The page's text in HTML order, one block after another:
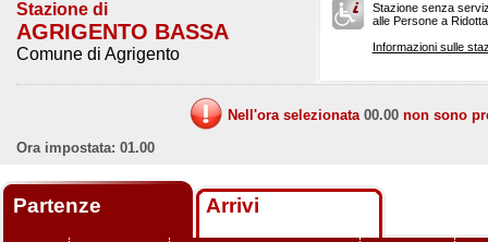
Stazione di
AGRIGENTO BASSA
Comune di Agrigento
Stazione senza
alle Persone a
Informazioni sulle
Nell'ora selezionata 00.00 non sono
Ora impostata: 01.00
Partenze Arrivi